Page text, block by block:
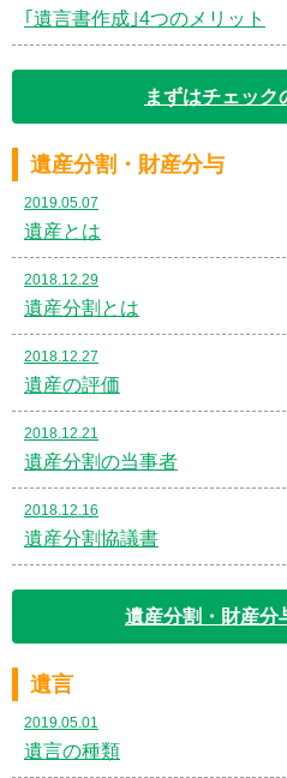
｢遺言書作成｣4つのメリット
まずはチェック
遺産分割・財産分与
2019.05.07
遺産とは
2018.12.29
遺産分割とは
2018.12.27
遺産の評価
2018.12.21
遺産分割の当事者
2018.12.16
遺産分割協議書
遺産分割・財産分
遺言
2019.05.01
遺言の種類